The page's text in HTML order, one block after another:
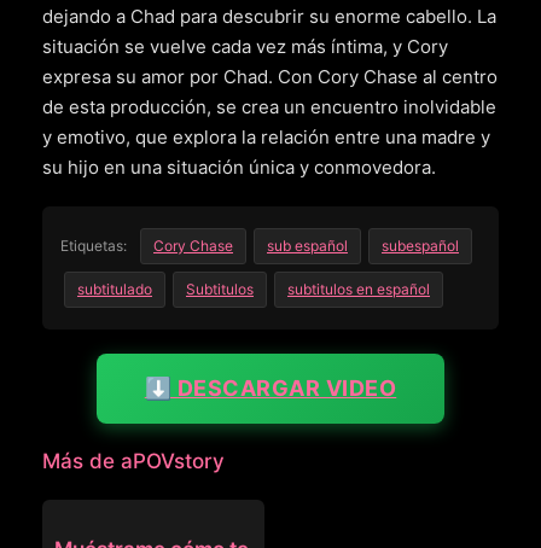
dejando a Chad para descubrir su enorme cabello. La
situación se vuelve cada vez más íntima, y Cory
expresa su amor por Chad. Con Cory Chase al centro
de esta producción, se crea un encuentro inolvidable
y emotivo, que explora la relación entre una madre y
su hijo en una situación única y conmovedora.
Etiquetas: Cory Chase sub español subespañol
subtitulado Subtitulos subtitulos en español
⬇️ DESCARGAR VIDEO
Más de aPOVstory